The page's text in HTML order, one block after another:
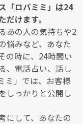
「ロバミミ」は24
けます。
あの人の気持ちや2
悩みなど、あなた
の時に、24時間い
、電話占い、話し
ミ」では、お客様
しっかりと公開し
にして、あなたの